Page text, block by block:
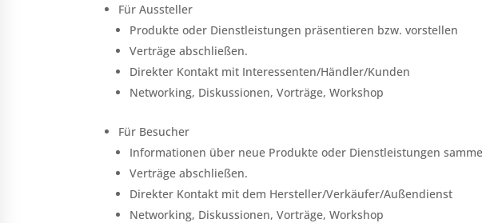
Für Aussteller
Produkte oder Dienstleistungen präsentieren bzw. vorstellen
Verträge abschließen.
Direkter Kontakt mit Interessenten/Händler/Kunden
Networking, Diskussionen, Vorträge, Workshop
Für Besucher
Informationen über neue Produkte oder Dienstleistungen
Verträge abschließen.
Direkter Kontakt mit dem Hersteller/Verkäufer/Außendienst
Networking, Diskussionen, Vorträge, Workshop